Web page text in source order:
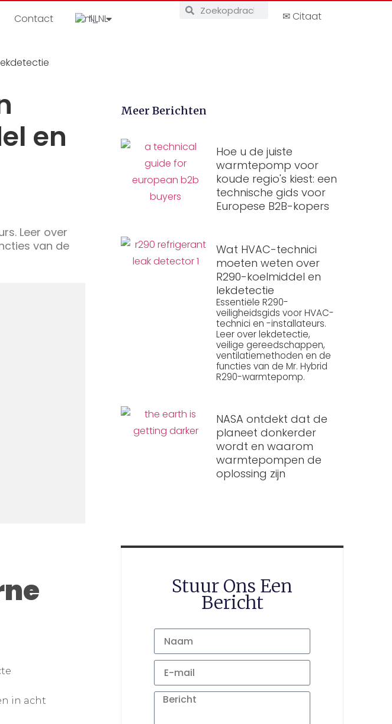
Contact NL ✉ Citaat
en
Leer over
van de
in acht
Meer Berichten
Hoe u de juiste
warmtepomp voor
koude regio's kiest: een
technische gids voor
Europese B2B-kopers
Wat HVAC-technici
moeten weten over
R290-koelmiddel en
lekdetectie
Essentiële R290-
veiligheidsgids voor HVAC-
technici en -installateurs.
Leer over lekdetectie,
veilige gereedschappen,
ventilatiemethoden en de
functies van de Mr. Hybrid
R290-warmtepomp.
NASA ontdekt dat de
planeet donkerder
wordt en waarom
warmtepompen de
oplossing zijn
Stuur Ons Een
Bericht